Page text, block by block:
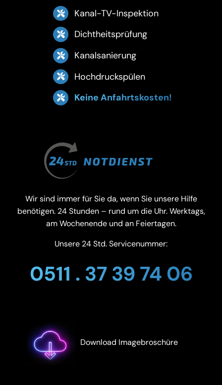
Kanal-TV-Inspektion
Dichtheitsprüfung
Kanalsanierung
Hochdruckspülen
Keine Anfahrtskosten!
Wir sind immer für Sie da, wenn Sie unsere Hilfe
benötigen. 24 Stunden – rund um die Uhr. Werktags,
am Wochenende und an Feiertagen.
Unsere 24 Std. Servicenummer:
0511 . 37 39 74 06
Download Imagebroschüre